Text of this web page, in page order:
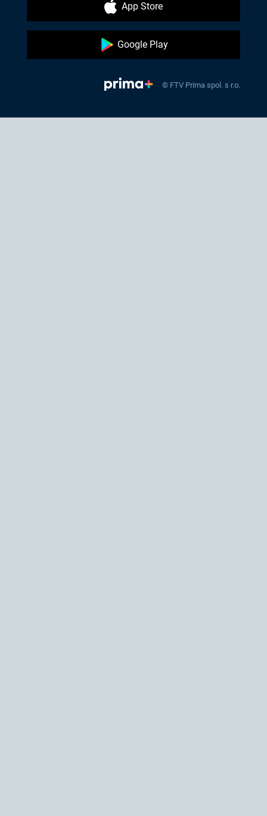
App Store
Google Play
© FTV Prima spol. s r.o.